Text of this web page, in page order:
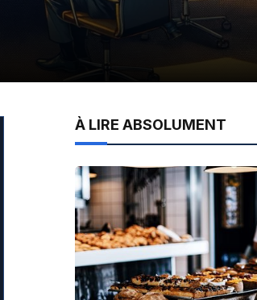
À LIRE ABSOLUMENT